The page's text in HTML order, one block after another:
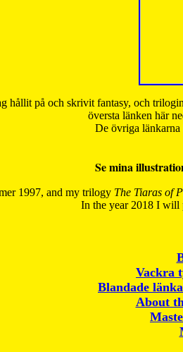
hållit på och skrivit fantasy, och
översta länken här
De övriga länkarna
Se mina
1997, and my trilogy The Tiaras of
In the year 2018 I will
Vackra
Blandade
About